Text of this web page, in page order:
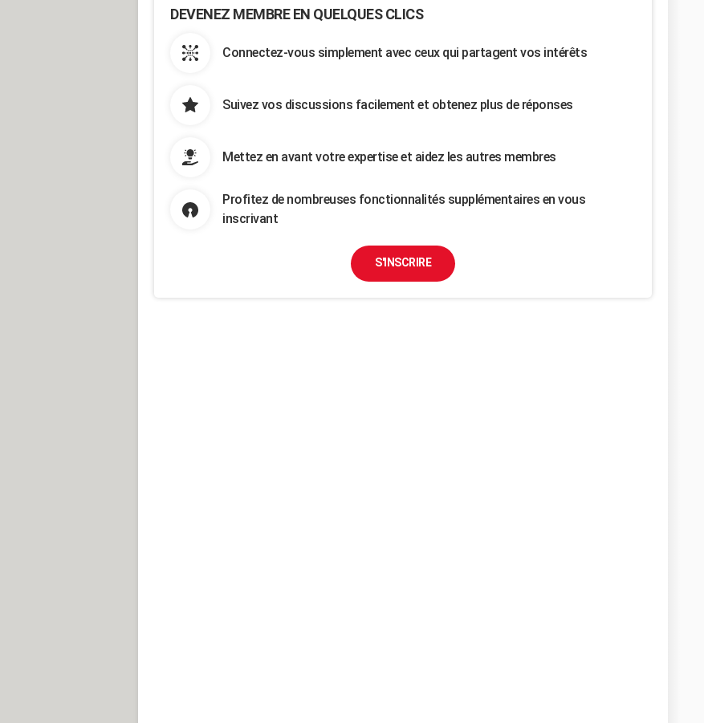
DEVENEZ MEMBRE EN QUELQUES CLICS
Connectez-vous simplement avec ceux qui partagent vos intérêts
Suivez vos discussions facilement et obtenez plus de réponses
Mettez en avant votre expertise et aidez les autres membres
Profitez de nombreuses fonctionnalités supplémentaires en vous
inscrivant
S'INSCRIRE